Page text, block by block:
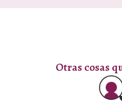
Otras cosas